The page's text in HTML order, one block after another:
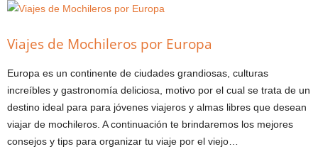
Viajes de Mochileros por Europa
Europa es un continente de ciudades grandiosas, culturas
increíbles y gastronomía deliciosa, motivo por el cual se trata de un
destino ideal para para jóvenes viajeros y almas libres que desean
viajar de mochileros. A continuación te brindaremos los mejores
consejos y tips para organizar tu viaje por el viejo…